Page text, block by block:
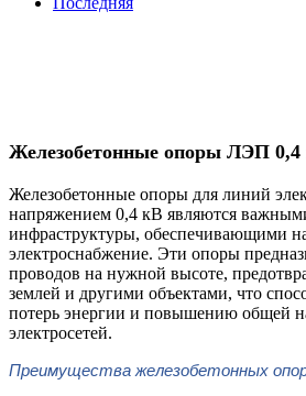
Железобетонные опоры ЛЭП
Железобетонные опоры для линий
напряжением 0,4 кВ являются
инфраструктуры, обеспечивающими
электроснабжение. Эти опоры
проводов на нужной высоте,
землей и другими объектами, что
потерь энергии и повышению общей
электросетей.
Преимущества железобетонных